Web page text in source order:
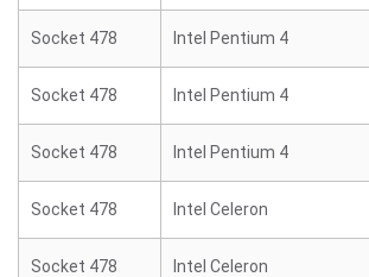
Socket 478 Intel Pentium 4
Socket 478 Intel Pentium 4
Socket 478 Intel Pentium 4
Socket 478 Intel Celeron
Socket 478 Intel Celeron